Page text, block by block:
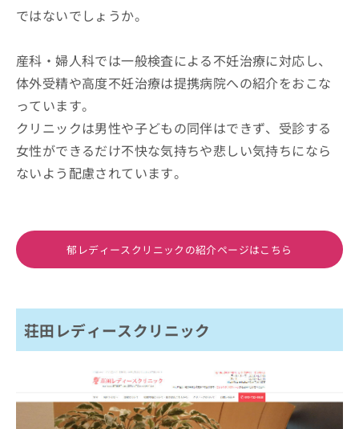
ではないでしょうか。
産科・婦人科では一般検査による不妊治療に対応し、
体外受精や高度不妊治療は提携病院への紹介をおこな
っています。
クリニックは男性や子どもの同伴はできず、受診する
女性ができるだけ不快な気持ちや悲しい気持ちになら
ないよう配慮されています。
郁レディースクリニックの紹介ページはこちら
荘田レディースクリニック